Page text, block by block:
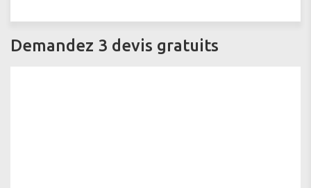
Demandez 3 devis gratuits